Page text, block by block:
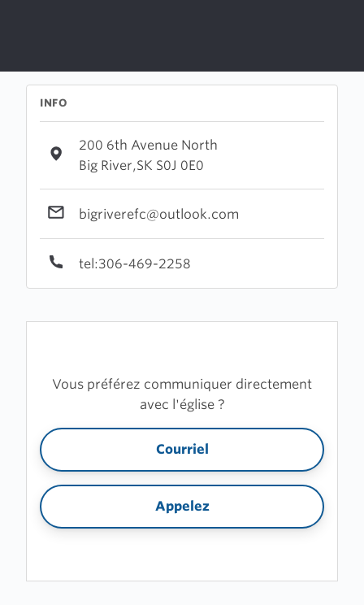
INFO
200 6th Avenue North
Big River,SK S0J 0E0
bigriverefc@outlook.com
tel:306-469-2258
Vous préférez communiquer directement
avec l'église ?
Courriel
Appelez